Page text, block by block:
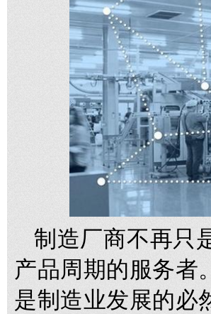
制造厂商不再只
产品周期的服务者
是制造业发展的必